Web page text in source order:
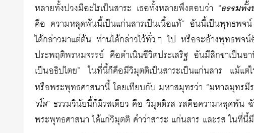
หลายทั้งปวงมีอะไรเป็นสาระ เธอทั้งหลายพึงตอบว่า “ธรรมทั้
คือ ความหลุดพ้นนี้เป็นแก่นสารเป็นเนื้อแท้” อันนี้เป็นพุทธพจ
ได้กล่าวมาแต่ต้น ท่านได้กล่าวไว้ทั่วๆ ไป หรือจะอ้างพุทธพจ
ประพฤติพรหมจรรย์ คือดำเนินชีวิตประเสริฐ อันมีสิกขาเป็
เป็นอธิปไตย” ในที่นี้ก็คือมีวิมุตติเป็นสาระเป็นแก่นสาร แม้แ
หรือพระพุทธศาสนานี้ โดยเทียบกับ มหาสมุทรว่า “มหาสมุทรมี
รโส” ธรรมวินัยนี้ก็มีรสเดียว คือ วิมุตติรส รสคือความหลุดพ้น
พระพุทธศาสนา ได้แก่วิมุตติ คำว่าสาระ แก่นสาร และรส ในที่นี้